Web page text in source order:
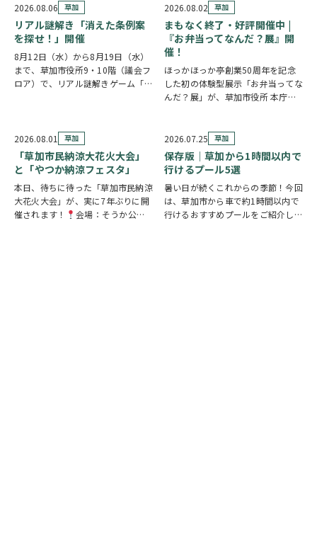
2026.08.06 草加
リアル謎解き「消えた条例案
を探せ！」開催
8月12日（水）から8月19日（水）
まで、草加市役所9・10階（議会フ
ロア）で、リアル謎解きゲーム「消
謎を解きながら、行方不明となった
「ある条例…
2026.08.02 草加
まもなく終了・好評開催中 |
『お弁当ってなんだ？展』開
催！
ほっかほっか亭創業50周年を記念
した初の体験型展示「お弁当ってな
んだ？展」が、草加市役所 本庁舎1
見て・触れて・参加しながらお弁当
の魅力を楽しめるイベントです。お
子さまから大人…
2026.08.01 草加
「草加市民納涼大花火大会」
と「やつか納涼フェスタ」
本日、待ちに待った「草加市民納涼
大花火大会」が、実に7年ぶりに開
催されます！
会場：そうか公園
2026.07.25 草加
保存版｜草加から1時間以内で
行けるプール5選
暑い日が続くこれからの季節！今回
は、草加市から車で約1時間以内で
行けるおすすめプールをご紹介しま